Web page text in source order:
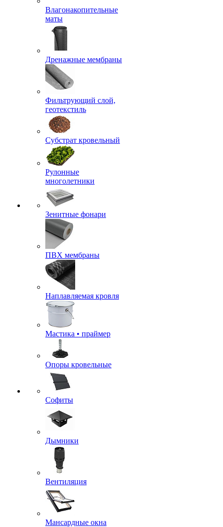
Влагонакопительные
маты
Дренажные мембраны
Фильтрующий слой,
геотекстиль
Субстрат кровельный
Рулонные
многолетники
Зенитные фонари
ПВХ мембраны
Наплавляемая кровля
Мастика • праймер
Опоры кровельные
Софиты
Дымники
Вентиляция
Мансардные окна